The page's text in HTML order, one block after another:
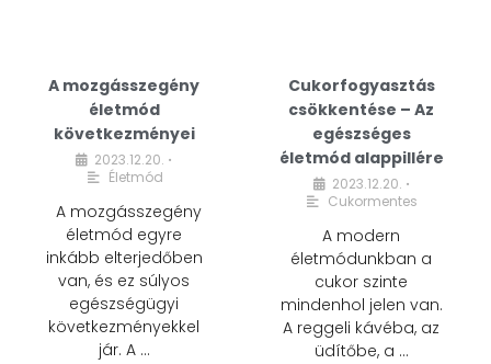
A mozgásszegény
életmód
következményei
2023.12.20. •
Életmód
A mozgásszegény
életmód egyre
inkább elterjedőben
van, és ez súlyos
egészségügyi
következményekkel
jár. A …
Cukorfogyasztás
csökkentése – Az
egészséges
életmód alappillére
2023.12.20. •
Cukormentes
A modern
életmódunkban a
cukor szinte
mindenhol jelen van.
A reggeli kávéba, az
üdítőbe, a …